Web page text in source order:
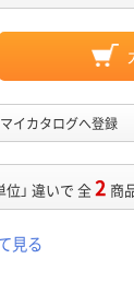
マイカタログへ登録
位」 違いで 全2 商
見る